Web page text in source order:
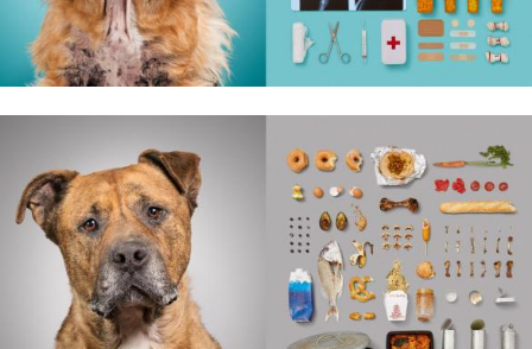
& Living 40.
„Dom bardziej
Twój. Odważ się
urządzić go
inaczej. Kolor,
sztuka i
rzemiosło jako
punkt wyjścia
do wnętrz
pełnych
charakteru”.